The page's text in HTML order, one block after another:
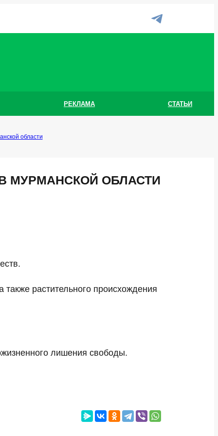
РЕКЛАМА СТАТЬИ
области
МУРМАНСКОЙ ОБЛАСТИ
растительного происхождения
лишения свободы.